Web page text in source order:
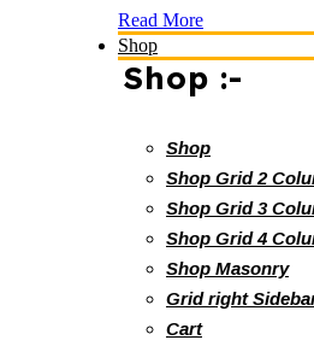
Read More
Shop
Shop :-
Shop
Shop Grid 2
Shop Grid 3
Shop Grid 4
Shop Masonry
Grid right
Cart